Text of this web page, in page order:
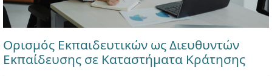
Ορισμός Εκπαιδευτικών ως Διευθυντών
Εκπαίδευσης σε Καταστήματα Κράτησης